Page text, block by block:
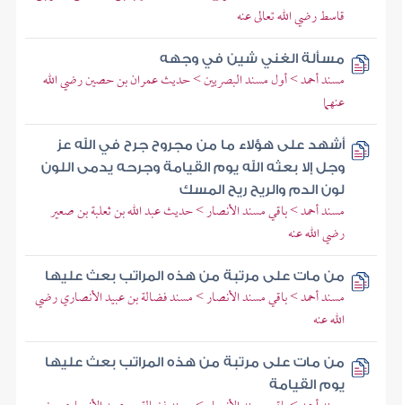
قاسط رضي الله تعالى عنه
مسألة الغني شين في وجهه
مسند أحمد > أول مسند البصريين > حديث عمران بن حصين رضي الله
عنهما
أشهد على هؤلاء ما من مجروح جرح في الله عز
وجل إلا بعثه الله يوم القيامة وجرحه يدمى اللون
لون الدم والريح ريح المسك
مسند أحمد > باقي مسند الأنصار > حديث عبد الله بن ثعلبة بن صعير
رضي الله عنه
من مات على مرتبة من هذه المراتب بعث عليها
مسند أحمد > باقي مسند الأنصار > مسند فضالة بن عبيد الأنصاري رضي
الله عنه
من مات على مرتبة من هذه المراتب بعث عليها
يوم القيامة